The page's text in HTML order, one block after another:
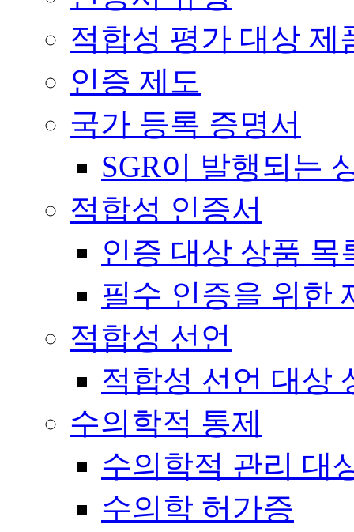
적합성 평가 대상 제
인증 제도
국가 등록 증명서
SGR이 발행되는
적합성 인증서
인증 대상 상품 목
필수 인증을 위한
적합성 선언
적합성 선언 대상
수의학적 통제
수의학적 관리 대
수의학 허가증